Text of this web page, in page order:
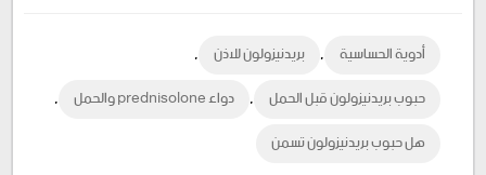
Plus أدوية الحساسية , بريدنيزولون للاذن ,
حبوب بريدنيزولون قبل الحمل , دواء prednisolone والحمل ,
هل حبوب بريدنيزولون تسمن